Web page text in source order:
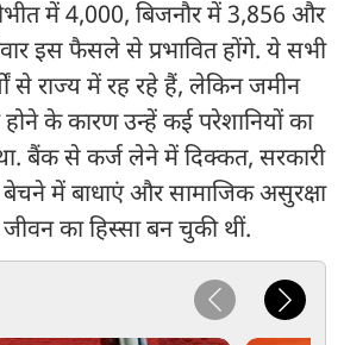
में 4,000, बिजनौर में 3,856 और
इस फैसले से प्रभावित होंगे. ये सभी
से राज्य में रह रहे हैं, लेकिन जमीन
के कारण उन्हें कई परेशानियों का
बैंक से कर्ज लेने में दिक्कत, सरकारी
में बाधाएं और सामाजिक असुरक्षा
का हिस्सा बन चुकी थीं.